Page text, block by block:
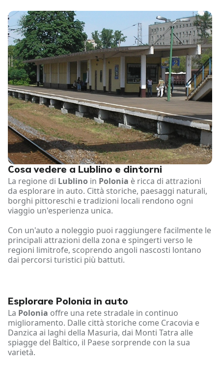
Cosa vedere a Lublino e dintorni
La regione di Lublino in Polonia è ricca di attrazioni
da esplorare in auto. Città storiche, paesaggi naturali,
borghi pittoreschi e tradizioni locali rendono ogni
viaggio un'esperienza unica.
Con un'auto a noleggio puoi raggiungere facilmente le
principali attrazioni della zona e spingerti verso le
regioni limitrofe, scoprendo angoli nascosti lontano
dai percorsi turistici più battuti.
Esplorare Polonia in auto
La Polonia offre una rete stradale in continuo
miglioramento. Dalle città storiche come Cracovia e
Danzica ai laghi della Masuria, dai Monti Tatra alle
spiagge del Baltico, il Paese sorprende con la sua
varietà.